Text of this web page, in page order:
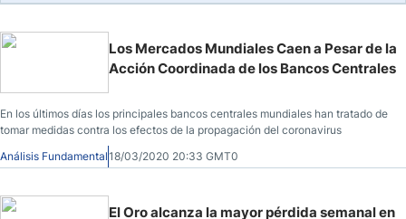
Los Mercados Mundiales Caen a Pesar de la
Acción Coordinada de los Bancos Centrales
En los últimos días los principales bancos centrales mundiales han tratado de
tomar medidas contra los efectos de la propagación del coronavirus
Análisis Fundamental18/03/2020 20:33 GMT0
El Oro alcanza la mayor pérdida semanal en